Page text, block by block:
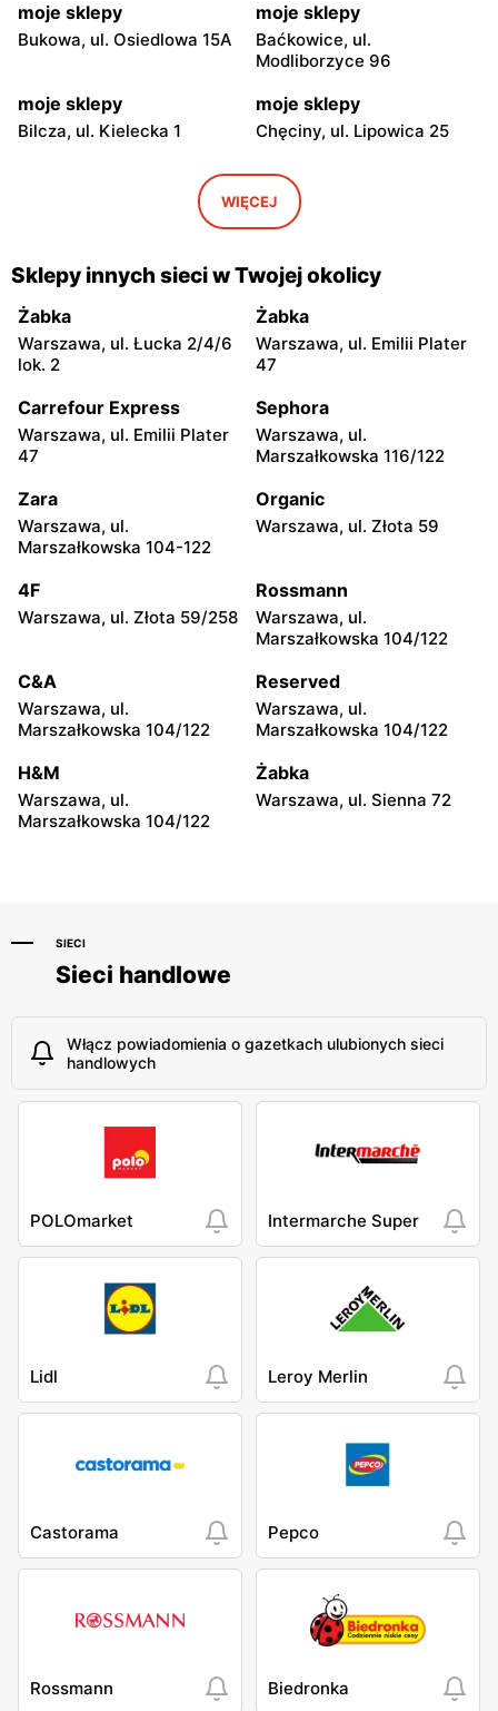
moje sklepy
Bukowa, ul. Osiedlowa 15A
moje sklepy
Baćkowice, ul.
Modliborzyce 96
moje sklepy
Bilcza, ul. Kielecka 1
moje sklepy
Chęciny, ul. Lipowica 25
Iwaniska, ul. Ujazdowska 5
moje sklepy
Bogoria, ul. Rynek 30
Gorzyce, ul. Szkolna 44 Grębów, ul. Wydrza 180
moje sklepy
Jadachy, ul. Jadachy 111
moje sklepy
Jeżowe, ul. Zalesie 77
Kazimierza Wielka, ul.
Kolejowa 15
Kamień, ul. Błonie 23
Górki, ul. Górki 71
Gumniska, ul. Gumniska
157C
Iwierzyce, ul. Iwierzyce
152A
Tczew, ul. Franciszka Żwirki
61
Hyżne, ul. Hyżne 100 Jarosław, ul. Pełkińska 147
moje sklepy moje sklepy
WIĘCEJ
Sklepy innych sieci w Twojej okolicy
Żabka
Warszawa, ul. Łucka 2/4/6
lok. 2
Żabka
Warszawa, ul. Emilii Plater
47
Carrefour Express
Warszawa, ul. Emilii Plater
47
Sephora
Warszawa, ul.
Marszałkowska 116/122
Zara
Warszawa, ul.
Marszałkowska 104-122
Organic
Warszawa, ul. Złota 59
4F
Warszawa, ul. Złota 59/258
Rossmann
Warszawa, ul.
Marszałkowska 104/122
C&A
Warszawa, ul.
Marszałkowska 104/122
Reserved
Warszawa, ul.
Marszałkowska 104/122
H&M
Warszawa, ul.
Marszałkowska 104/122
Żabka
Warszawa, ul. Sienna 72
SIECI
Sieci handlowe
Włącz powiadomienia o gazetkach ulubionych sieci
handlowych
POLOmarket Intermarche Super
Lidl Leroy Merlin
Castorama Pepco
Rossmann Biedronka